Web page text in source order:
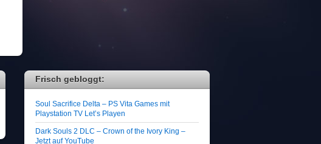
Frisch gebloggt:
Soul Sacrifice Delta – PS Vita Games mit
Playstation TV Let’s Playen
Dark Souls 2 DLC – Crown of the Ivory King –
Jetzt auf YouTube